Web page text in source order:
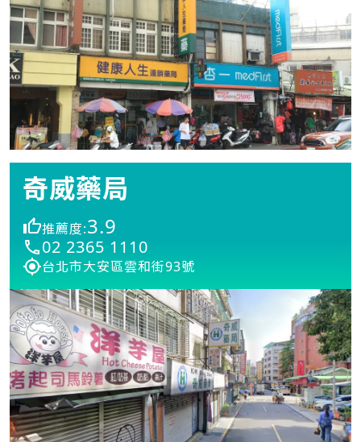
奇威藥局
推薦度:3.9
02 2365 1110
台北市大安區雲和街93號